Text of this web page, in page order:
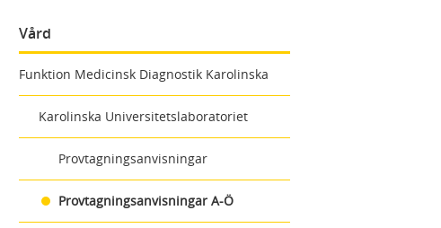
Vård
Funktion Medicinsk Diagnostik Karolinska
Karolinska Universitetslaboratoriet
Provtagningsanvisningar
Provtagningsanvisningar A-Ö